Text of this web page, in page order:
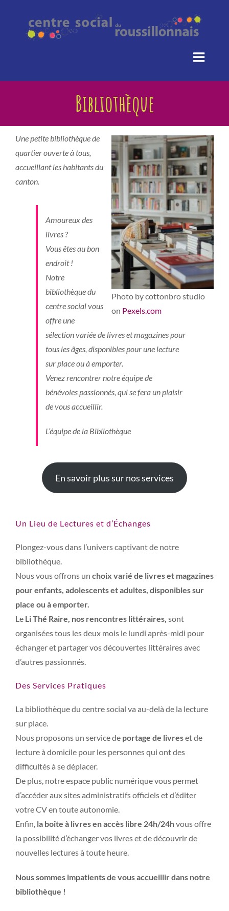
contenu
Bibliothèque
Photo by cottonbro studio
on Pexels.com
Une petite bibliothèque de
quartier ouverte à tous,
accueillant les habitants du
canton.
Amoureux des
livres ?
Vous êtes au bon
endroit !
Notre
bibliothèque du
centre social vous
offre une
sélection variée de livres et magazines pour
tous les âges, disponibles pour une lecture
sur place ou à emporter.
Venez rencontrer notre équipe de
bénévoles passionnés, qui se fera un plaisir
de vous accueillir.
L’équipe de la Bibliothèque
En savoir plus sur nos services
Un Lieu de Lectures et d’Échanges
Plongez-vous dans l’univers captivant de notre
bibliothèque.
Nous vous offrons un choix varié de livres et magazines
pour enfants, adolescents et adultes, disponibles sur
place ou à emporter.
Le Li Thé Raire, nos rencontres littéraires, sont
organisées tous les deux mois le lundi après-midi pour
échanger et partager vos découvertes littéraires avec
d’autres passionnés.
Des Services Pratiques
La bibliothèque du centre social va au-delà de la lecture
sur place.
Nous proposons un service de portage de livreset de
lecture à domicile pour les personnes qui ont des
difficultés à se déplacer.
De plus, notre espace public numérique vous permet
d’accéder aux sites administratifs officiels et d’éditer
votre CV en toute autonomie.
Enfin, la boîte à livres en accès libre 24h/24hvous offre
la possibilité d’échanger vos livres et de découvrir de
nouvelles lectures à toute heure.
Nous sommes impatients de vous accueillir dans notre
bibliothèque !